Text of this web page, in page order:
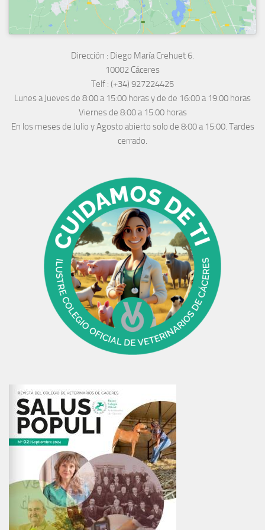
Dirección : Diego María Crehuet 6.
10002 Cáceres
Telf : (+34) 927224425
Lunes a Jueves de 8:00 a 15:00 horas y de de 16:00 a 19:00 horas
Viernes de 8:00 a 15:00 horas
En los meses de Julio y Agosto abierto solo de 8:00 a 15:00. Tardes
cerrado.